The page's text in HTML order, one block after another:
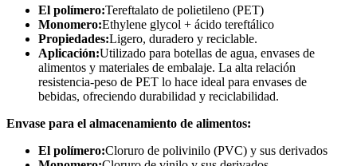
El polímero:Tereftalato de polietileno (PET)
Monomero:Ethylene glycol + ácido tereftálico
Propiedades:Ligero, duradero y reciclable.
Aplicación:Utilizado para botellas de agua, envases de
alimentos y materiales de embalaje. La alta relación
resistencia-peso de PET lo hace ideal para envases de
bebidas, ofreciendo durabilidad y reciclabilidad.
Envase para el almacenamiento de alimentos:
El polímero:Cloruro de polivinilo (PVC) y sus derivados